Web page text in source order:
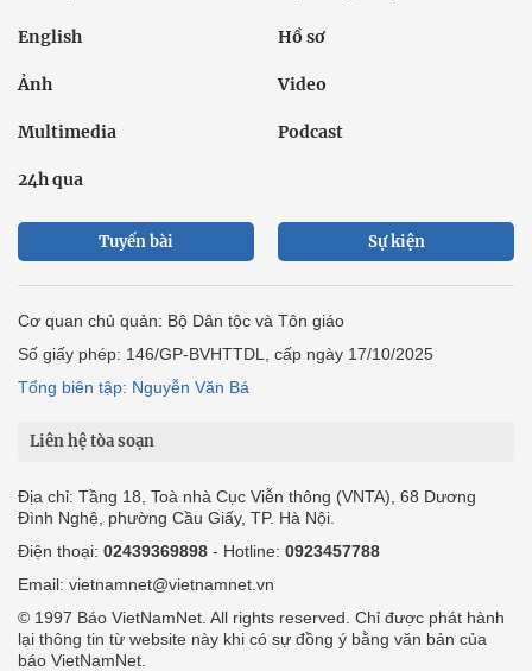
English Hồ sơ
Ảnh Video
Multimedia Podcast
24h qua
Tuyến bài Sự kiện
Cơ quan chủ quản: Bộ Dân tộc và Tôn giáo
Số giấy phép: 146/GP-BVHTTDL, cấp ngày 17/10/2025
Tổng biên tập: Nguyễn Văn Bá
Liên hệ tòa soạn
Địa chỉ: Tầng 18, Toà nhà Cục Viễn thông (VNTA), 68 Dương
Đình Nghệ, phường Cầu Giấy, TP. Hà Nội.
Điện thoại: 02439369898 - Hotline: 0923457788
Email: vietnamnet@vietnamnet.vn
© 1997 Báo VietNamNet. All rights reserved. Chỉ được phát hành
lại thông tin từ website này khi có sự đồng ý bằng văn bản của
báo VietNamNet.